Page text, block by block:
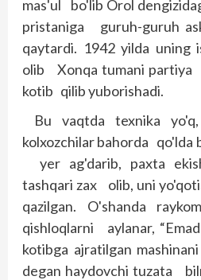
mas'ul bo'lib Orol
pristaniga guruh-guruh
qaytardi. 1942 yilda uning
olib Xonqa tumani
kotib qilib yuborishadi.
Bu vaqtda texnika
kolxozchilar bahorda qo'lda
yer ag'darib, paxta
tashqari zax olib, uni
qazilgan. O'shanda
qishloqlarni aylanar,
kotibga ajratilgan
degan haydovchi tuzata